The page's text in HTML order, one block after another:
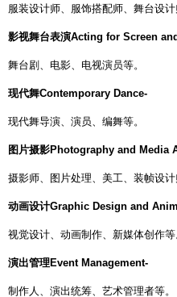
服装设计师、服饰搭配师、舞台设
影视舞台表演Acting for Screen
舞台剧、电影、电视演员等。
现代舞Contemporary Dance-
现代舞导演、演员、编舞等。
图片摄影Photography and Media
摄影师、图片处理、美工、装帧设计
动画设计Graphic Design and
视觉设计、动画制作、新媒体创作等
演出管理Event Management-
制作人、演出统筹、艺术管理者等。